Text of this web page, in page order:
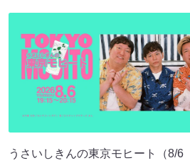
うさいしきんの東京モヒート（8/6